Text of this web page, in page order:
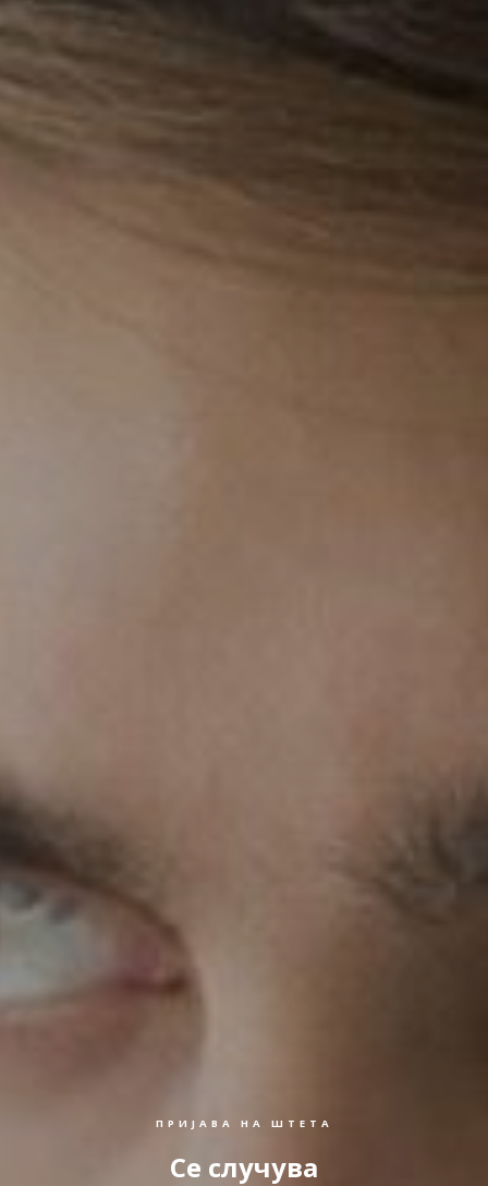
ПРИЈАВА НА ШТЕТА
Се случува